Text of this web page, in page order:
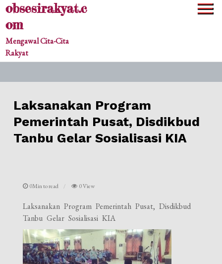
Skipobsesirakyat.c
om
Mengawal Cita-Cita
Rakyat
Laksanakan Program
Pemerintah Pusat, Disdikbud
Tanbu Gelar Sosialisasi KIA
0Min to read 0 View
Laksanakan Program Pemerintah Pusat, Disdikbud
Tanbu Gelar Sosialisasi KIA